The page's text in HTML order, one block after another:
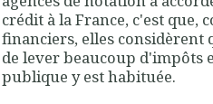
crédit à la France, c'est que,
financiers, elles considèrent
de lever beaucoup d'impôts
publique y est habituée.